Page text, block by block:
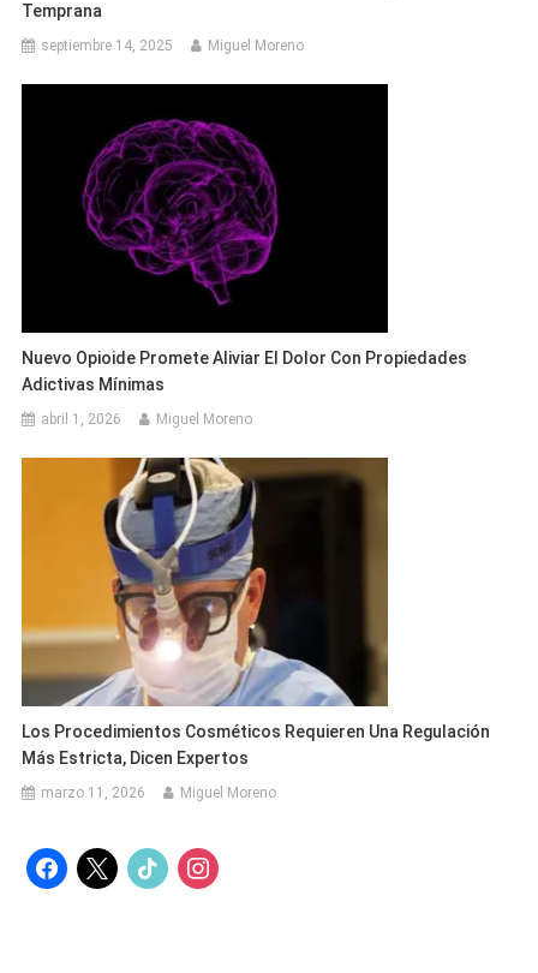
Temprana
septiembre 14, 2025 Miguel Moreno
Nuevo Opioide Promete Aliviar El Dolor Con Propiedades
Adictivas Mínimas
abril 1, 2026 Miguel Moreno
Los Procedimientos Cosméticos Requieren Una Regulación
Más Estricta, Dicen Expertos
marzo 11, 2026 Miguel Moreno
facebook
x tiktok instagram